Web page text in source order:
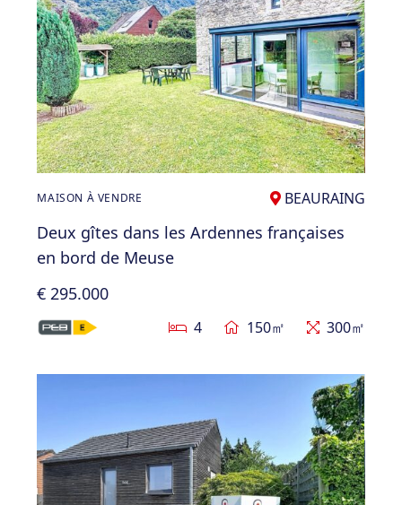
MAISON À VENDRE BEAURAING
Deux gîtes dans les Ardennes françaises
en bord de Meuse
€ 295.000
4 150㎡ 300㎡